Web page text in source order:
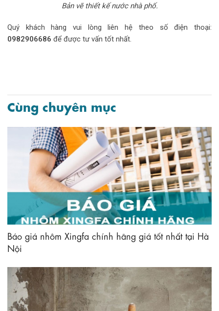
Bản vẽ thiết kế nước nhà phố.
Quý khách hàng vui lòng liên hệ theo số điện thoại:
0982906686 để được tư vấn tốt nhất.
Cùng chuyên mục
Báo giá nhôm Xingfa chính hãng giá tốt nhất tại Hà
Nội